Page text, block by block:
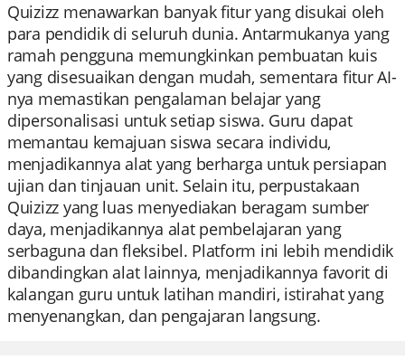
Quizizz menawarkan banyak fitur yang disukai oleh
para pendidik di seluruh dunia. Antarmukanya yang
ramah pengguna memungkinkan pembuatan kuis
yang disesuaikan dengan mudah, sementara fitur AI-
nya memastikan pengalaman belajar yang
dipersonalisasi untuk setiap siswa. Guru dapat
memantau kemajuan siswa secara individu,
menjadikannya alat yang berharga untuk persiapan
ujian dan tinjauan unit. Selain itu, perpustakaan
Quizizz yang luas menyediakan beragam sumber
daya, menjadikannya alat pembelajaran yang
serbaguna dan fleksibel. Platform ini lebih mendidik
dibandingkan alat lainnya, menjadikannya favorit di
kalangan guru untuk latihan mandiri, istirahat yang
menyenangkan, dan pengajaran langsung.